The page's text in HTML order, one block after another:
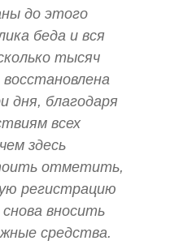
до этого
беда и вся
тысяч
дня, благодаря
всех
здесь
отметить,
регистрацию
вносить
средства.